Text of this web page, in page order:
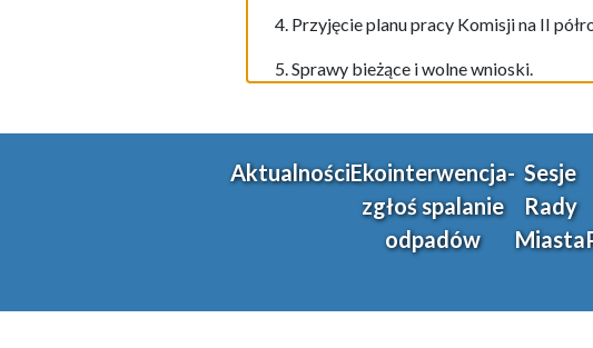
Przyjęcie planu pracy Komisji na II
Sprawy bieżące i wolne wnioski.
AktualnościEkointerwencja-
zgłoś spalanie
odpadów
Sesje
Rady
Miasta